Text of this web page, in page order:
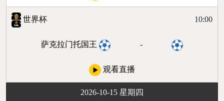
世界杯 10:00
萨克拉门托国王 -
观看直播
2026-10-15 星期四